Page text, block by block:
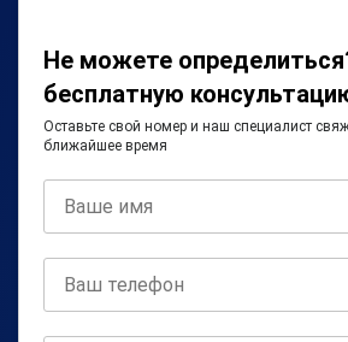
Не можете
бесплатную
Оставьте свой номер и наш специалист
ближайшее время